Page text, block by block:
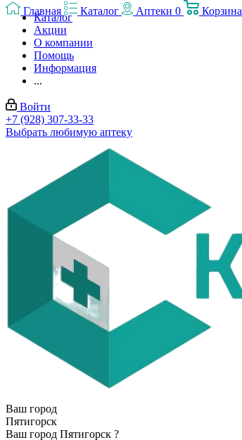
Каталог
Акции
О компании
Помощь
Информация
...
Войти
+7 (928) 307-33-33
Выбрать любимую аптеку
Ваш город
Пятигорск
Ваш город Пятигорск ?
Главная Каталог Аптеки 0 Корзина